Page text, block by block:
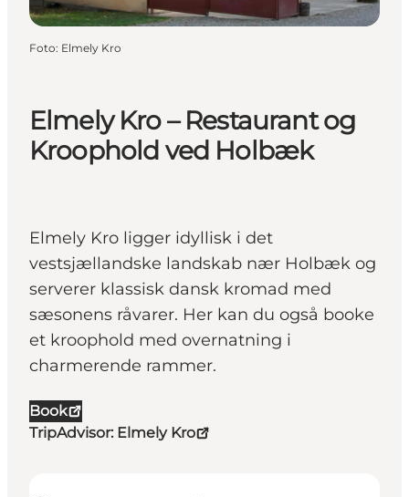
Elmely Kro – Restaurant og
Kroophold ved Holbæk
Elmely Kro ligger idyllisk i det
vestsjællandske landskab nær Holbæk og
serverer klassisk dansk kromad med
sæsonens råvarer. Her kan du også booke
et kroophold med overnatning i
charmerende rammer.
Book
TripAdvisor: Elmely Kro
Foto: Elmely Kro